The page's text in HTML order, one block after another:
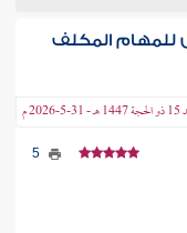
للمهام المكلف
م